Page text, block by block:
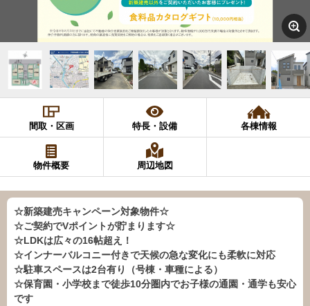
間取・区画 特長・設備 各棟情報
物件概要 周辺地図
☆新築建売キャンペーン対象物件☆
☆ご契約でVポイントが貯まります☆
☆LDKは広々の16帖超え！
☆インナーバルコニー付きで天候の急な変化にも柔軟に対応
☆駐車スペースは2台有り（号棟・車種による）
☆保育園・小学校まで徒歩10分圏内でお子様の通園・通学も安心
です